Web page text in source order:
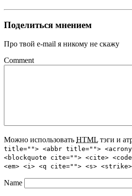
Поделиться мнением
Про твой e-mail я никому не скажу
Comment
Можно использовать HTML тэги и
title=""> <abbr title="">
<blockquote cite=""> <cite>
<em> <i> <q cite=""> <s>
Name